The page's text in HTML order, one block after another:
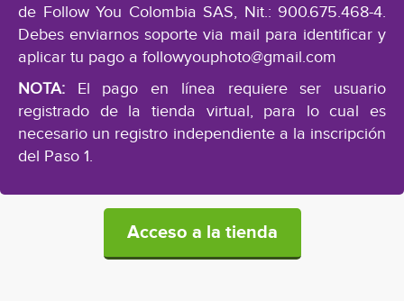
de Follow You Colombia SAS, Nit.: 900.675.468-4.
Debes enviarnos soporte via mail para identificar y
aplicar tu pago a followyouphoto@gmail.com
NOTA: El pago en línea requiere ser usuario
registrado de la tienda virtual, para lo cual es
necesario un registro independiente a la inscripción
del Paso 1.
Acceso a la tienda